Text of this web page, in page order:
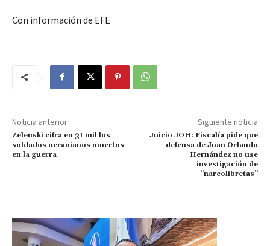
Con información de EFE
Noticia anterior
Zelenski cifra en 31 mil los
soldados ucranianos muertos
en la guerra
Siguiente noticia
Juicio JOH: Fiscalía pide que
defensa de Juan Orlando
Hernández no use
investigación de
“narcolibretas”